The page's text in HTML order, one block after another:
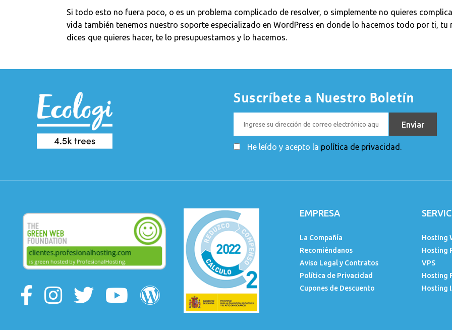
Si todo esto no fuera poco, o es un problema complicado de resolver, o simplemente no quieres
vida también tenemos nuestro soporte especializado en WordPress en donde lo hacemos todo por ti, tu
dices que quieres hacer, te lo presupuestamos y lo hacemos.
Suscríbete a Nuestro Boletín
He leído y acepto la política de privacidad.
EMPRESA
La Compañía
Recomiéndanos
Aviso Legal y Contratos
Política de Privacidad
Cupones de Descuento
Hosting
Hosting
VPS
Hosting
Hosting